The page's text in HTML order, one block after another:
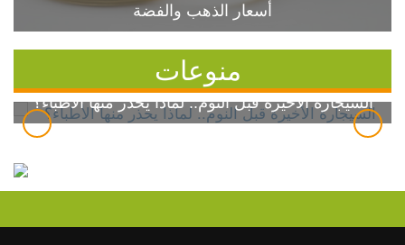
أسعار الذهب والفضة
منوعات
السيجارة الأخيرة قبل النوم.. لماذا يحذر منها الأطباء؟